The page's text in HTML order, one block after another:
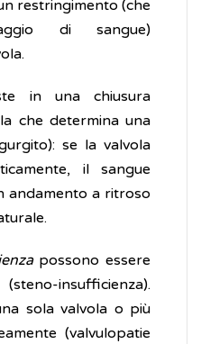
restringimento (che
di sangue)
in una chiusura
che determina una
se la valvola
il sangue
andamento a ritroso
possono essere
insufficienza).
sola valvola o più
(valvulopatie